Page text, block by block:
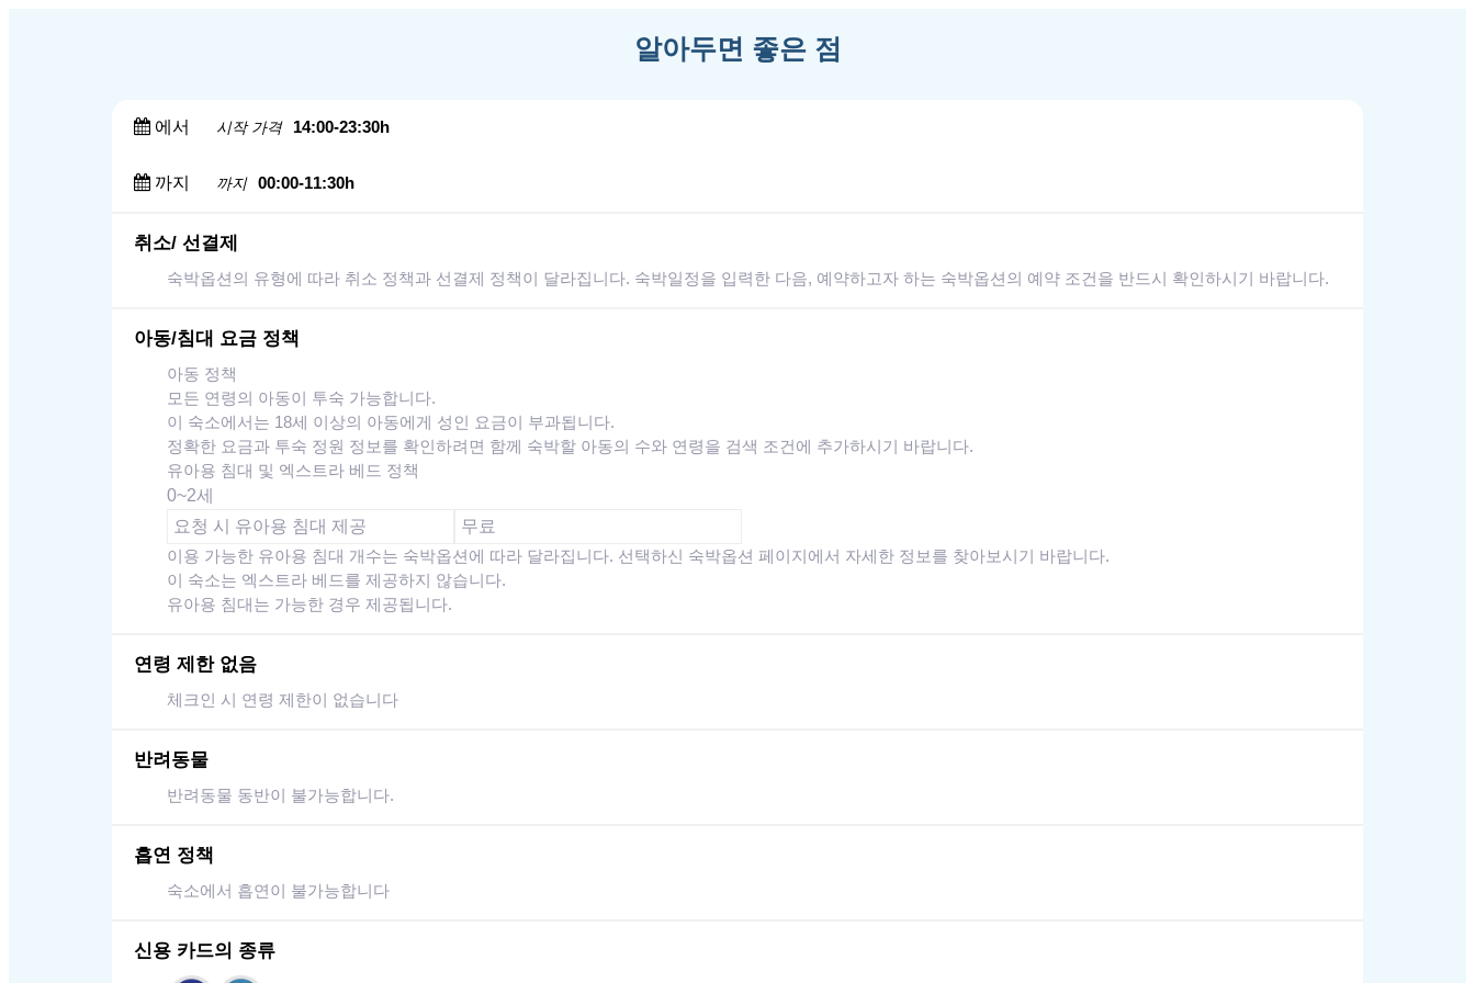
알아두면 좋은 점
에서 시작 가격 14:00-23:30h
까지 까지 00:00-11:30h
취소/ 선결제
숙박옵션의 유형에 따라 취소 정책과 선결제 정책이 달라집니다. 숙박일정을 입력한 다음, 예약하고자 하는 숙박옵션의 예약 조건을 반드시 확인하시기 바랍니다.
아동/침대 요금 정책
아동 정책
모든 연령의 아동이 투숙 가능합니다.
이 숙소에서는 18세 이상의 아동에게 성인 요금이 부과됩니다.
정확한 요금과 투숙 정원 정보를 확인하려면 함께 숙박할 아동의 수와 연령을 검색 조건에 추가하시기 바랍니다.
유아용 침대 및 엑스트라 베드 정책
0~2세
요청 시 유아용 침대 제공
무료
이용 가능한 유아용 침대 개수는 숙박옵션에 따라 달라집니다. 선택하신 숙박옵션 페이지에서 자세한 정보를 찾아보시기 바랍니다.
이 숙소는 엑스트라 베드를 제공하지 않습니다.
유아용 침대는 가능한 경우 제공됩니다.
연령 제한 없음
체크인 시 연령 제한이 없습니다
반려동물
반려동물 동반이 불가능합니다.
흡연 정책
숙소에서 흡연이 불가능합니다
신용 카드의 종류